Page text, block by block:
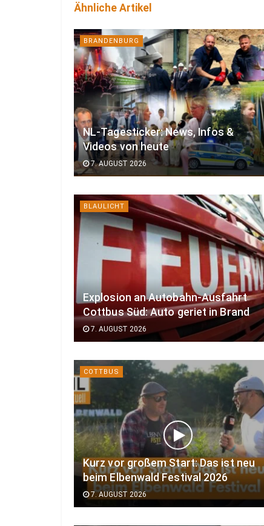
Ähnliche Artikel
BRANDENBURG
NL-Tagesticker: News, Infos &
Videos von heute
7. AUGUST 2026
BLAULICHT
Explosion an Autobahn-Ausfahrt
Cottbus Süd: Auto geriet in Brand
7. AUGUST 2026
COTTBUS
Kurz vor großem Start: Das ist neu
beim Elbenwald Festival 2026
7. AUGUST 2026